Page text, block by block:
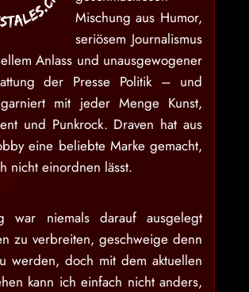
Mischung aus Humor,
seriösem Journalismus
Anlass und unausgewogener
der Presse Politik – und
mit jeder Menge Kunst,
und Punkrock. Draven hat aus
eine beliebte Marke gemacht,
nicht einordnen lässt.
war niemals darauf ausgelegt
zu verbreiten, geschweige denn
werden, doch mit dem aktuellen
kann ich einfach nicht anders,